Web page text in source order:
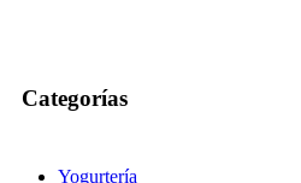
Categorías
Yogurtería